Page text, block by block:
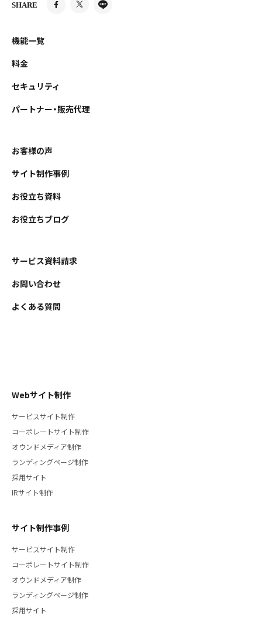
SHARE
機能一覧
料金
セキュリティ
パートナー・販売代理
お客様の声
サイト制作事例
お役立ち資料
お役立ちブログ
サービス資料請求
お問い合わせ
よくある質問
Webサイト制作
サービスサイト制作
コーポレートサイト制作
オウンドメディア制作
ランディングページ制作
採用サイト
IRサイト制作
サイト制作事例
サービスサイト制作
コーポレートサイト制作
オウンドメディア制作
ランディングページ制作
採用サイト